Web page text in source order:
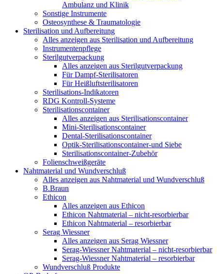
Ambulanz und Klinik
Sonstige Instrumente
Osteosynthese & Traumatologie
Sterilisation und Aufbereitung
Alles anzeigen aus Sterilisation und Aufbereitung
Instrumentenpflege
Sterilgutverpackung
Alles anzeigen aus Sterilgutverpackung
Für Dampf-Sterilisatoren
Für Heißluftsterilisatoren
Sterilisations-Indikatoren
RDG Kontroll-Systeme
Sterilisationscontainer
Alles anzeigen aus Sterilisationscontainer
Mini-Sterilisationscontainer
Dental-Sterilisationscontainer
Optik-Sterilisationscontainer-und Siebe
Sterilisationscontainer-Zubehör
Folienschweißgeräte
Nahtmaterial und Wundverschluß
Alles anzeigen aus Nahtmaterial und Wundverschluß
B.Braun
Ethicon
Alles anzeigen aus Ethicon
Ethicon Nahtmaterial – nicht-resorbierbar
Ethicon Nahtmaterial – resorbierbar
Serag Wiessner
Alles anzeigen aus Serag Wiessner
Serag-Wiessner Nahtmaterial – nicht-resorbierbar
Serag-Wiessner Nahtmaterial – resorbierbar
Wundverschluß Produkte